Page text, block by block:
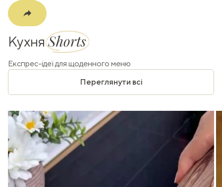
КухняShorts
Експрес-ідеї для щоденного меню
Переглянути всі